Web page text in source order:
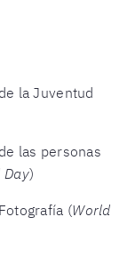
la Juventud
las personas
)
(World